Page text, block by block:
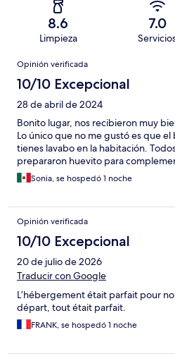
8.6
Limpieza
7.0
Opiniones
Opinión verificada
10/10 Excepcional
28 de abril de 2024
Bonito lugar, nos recibieron muy
Lo único que no me gustó es que
tienes lavabo en la habitación.
prepararon huevito para
Sonia, se hospedó 1 noche
Opinión verificada
10/10 Excepcional
20 de julio de 2026
Traducir con Google
L’hébergement était parfait pour
départ, tout était parfait.
FRANK, se hospedó 1 noche